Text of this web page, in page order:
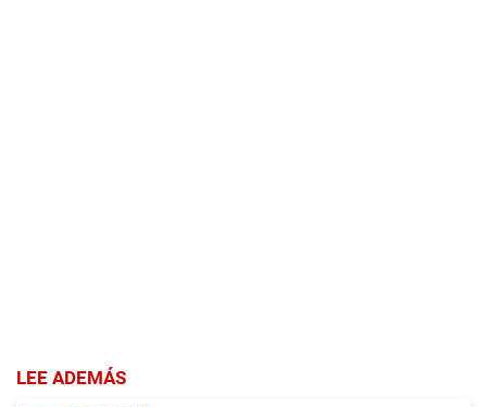
LEE ADEMÁS